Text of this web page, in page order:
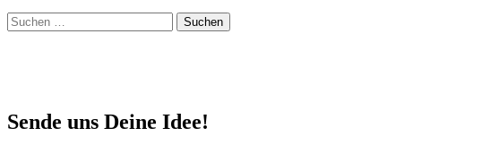
Suchen
nach:
Sende uns Deine Idee!